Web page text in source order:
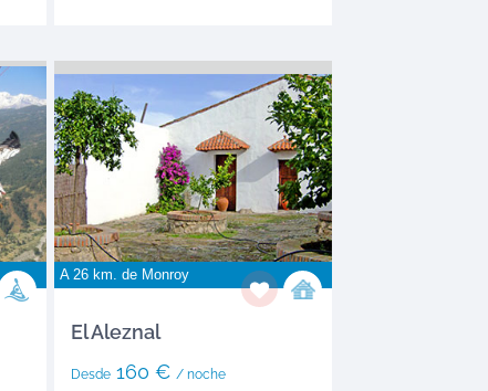
A 26 km. de Monroy
El Aleznal
Desde160 € / noche